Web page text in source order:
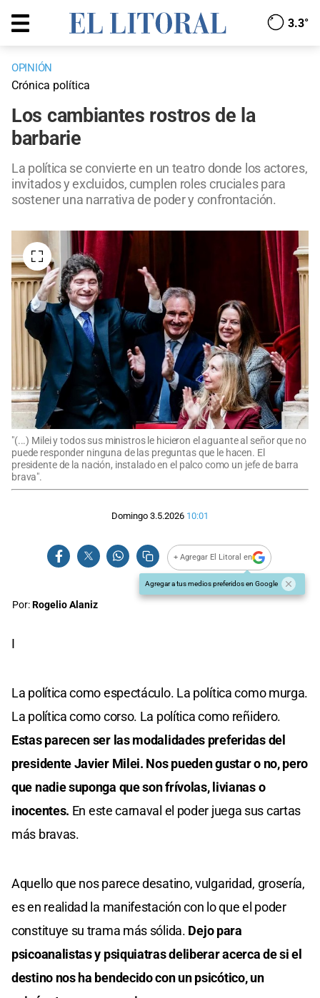
3.3°
OPINIÓN
Crónica política
Los cambiantes rostros de la
barbarie
La política se convierte en un teatro donde los actores,
invitados y excluidos, cumplen roles cruciales para
sostener una narrativa de poder y confrontación.
"(...) Milei y todos sus ministros le hicieron el aguante al señor que no
puede responder ninguna de las preguntas que le hacen. El
presidente de la nación, instalado en el palco como un jefe de barra
brava".
Domingo 3.5.2026 10:01
+ Agregar El Litoral en
Agregar a tus medios preferidos en Google
Por:Rogelio Alaniz
I
La política como espectáculo. La política como murga.
La política como corso. La política como reñidero.
Estas parecen ser las modalidades preferidas del
presidente Javier Milei. Nos pueden gustar o no, pero
que nadie suponga que son frívolas, livianas o
inocentes. En este carnaval el poder juega sus cartas
más bravas.
Aquello que nos parece desatino, vulgaridad, grosería,
es en realidad la manifestación con lo que el poder
constituye su trama más sólida. Dejo para
psicoanalistas y psiquiatras deliberar acerca de si el
destino nos ha bendecido con un psicótico, un